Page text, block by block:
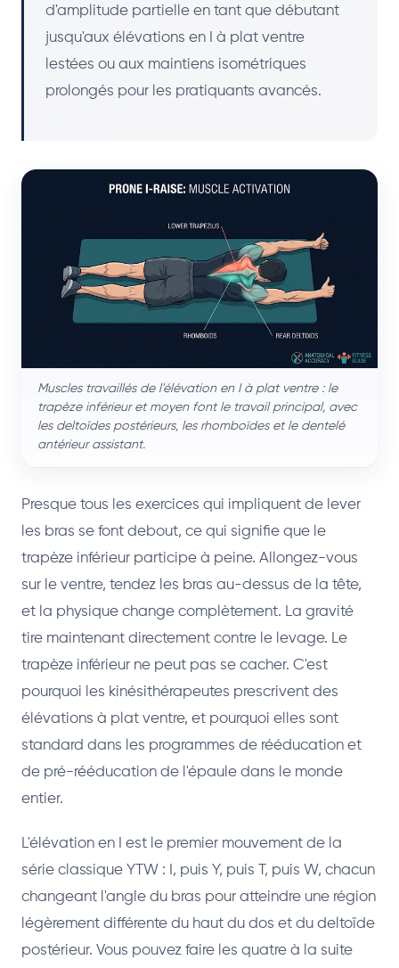
d'amplitude partielle en tant que débutant
jusqu'aux élévations en I à plat ventre
lestées ou aux maintiens isométriques
prolongés pour les pratiquants avancés.
Muscles travaillés de l'élévation en I à plat ventre : le
trapèze inférieur et moyen font le travail principal, avec
les deltoïdes postérieurs, les rhomboïdes et le dentelé
antérieur assistant.
Presque tous les exercices qui impliquent de lever
les bras se font debout, ce qui signifie que le
trapèze inférieur participe à peine. Allongez-vous
sur le ventre, tendez les bras au-dessus de la tête,
et la physique change complètement. La gravité
tire maintenant directement contre le levage. Le
trapèze inférieur ne peut pas se cacher. C'est
pourquoi les kinésithérapeutes prescrivent des
élévations à plat ventre, et pourquoi elles sont
standard dans les programmes de rééducation et
de pré-rééducation de l'épaule dans le monde
entier.
L'élévation en I est le premier mouvement de la
série classique YTW : I, puis Y, puis T, puis W, chacun
changeant l'angle du bras pour atteindre une région
légèrement différente du haut du dos et du deltoïde
postérieur. Vous pouvez faire les quatre à la suite